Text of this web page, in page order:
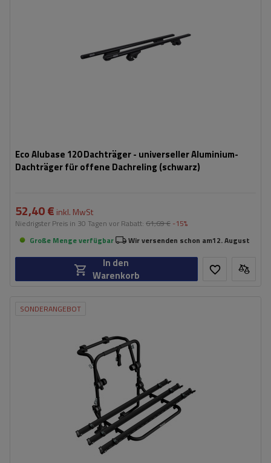
Eco Alubase 120 Dachträger - universeller Aluminium-
Dachträger für offene Dachreling (schwarz)
52,40 € inkl. MwSt
Niedrigster Preis in 30 Tagen vor Rabatt: 61,69 € -15%
Große Menge verfügbar
Wir versenden schon am12. August
In den
Warenkorb
SONDERANGEBOT
universelles Montagesystem
kompatibel mit allen Karosseriearten